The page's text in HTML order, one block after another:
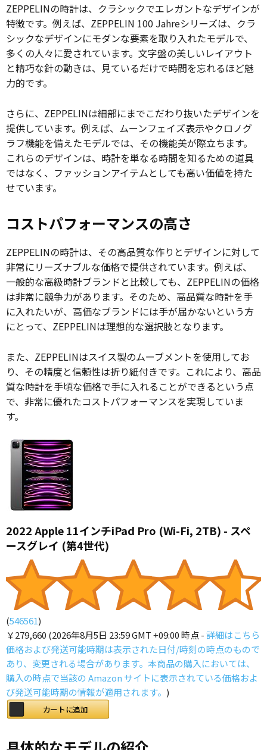
ZEPPELINの時計は、クラシックでエレガントなデザインが
特徴です。例えば、ZEPPELIN 100 Jahreシリーズは、クラ
シックなデザインにモダンな要素を取り入れたモデルで、
多くの人々に愛されています。文字盤の美しいレイアウト
と精巧な針の動きは、見ているだけで時間を忘れるほど魅
力的です。
さらに、ZEPPELINは細部にまでこだわり抜いたデザインを
提供しています。例えば、ムーンフェイズ表示やクロノグ
ラフ機能を備えたモデルでは、その機能美が際立ちます。
これらのデザインは、時計を単なる時間を知るための道具
ではなく、ファッションアイテムとしても高い価値を持た
せています。
コストパフォーマンスの高さ
ZEPPELINの時計は、その高品質な作りとデザインに対して
非常にリーズナブルな価格で提供されています。例えば、
一般的な高級時計ブランドと比較しても、ZEPPELINの価格
は非常に競争力があります。そのため、高品質な時計を手
に入れたいが、高価なブランドには手が届かないという方
にとって、ZEPPELINは理想的な選択肢となります。
また、ZEPPELINはスイス製のムーブメントを使用してお
り、その精度と信頼性は折り紙付きです。これにより、高品
質な時計を手頃な価格で手に入れることができるという点
で、非常に優れたコストパフォーマンスを実現していま
す。
2022 Apple 11インチiPad Pro (Wi-Fi, 2TB) - スペ
ースグレイ (第4世代)
(546561)
￥279,660 (2026年8月5日 23:59 GMT +09:00 時点 -詳細はこちら
価格および発送可能時期は表示された日付/時刻の時点のもので
あり、変更される場合があります。本商品の購入においては、
購入の時点で当該の Amazon サイトに表示されている価格およ
び発送可能時期の情報が適用されます。 )
カートに追加